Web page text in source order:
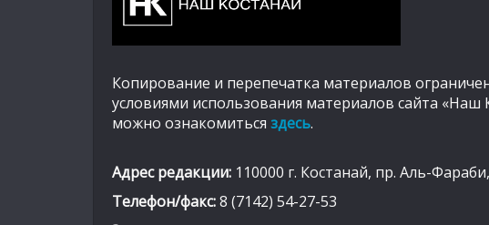
Копирование и перепечатка материалов
условиями использования материалов сайта «Наш
можно ознакомиться здесь.
Адрес редакции: 110000 г. Костанай, пр. Аль-
Телефон/факс:8 (7142) 54-27-53